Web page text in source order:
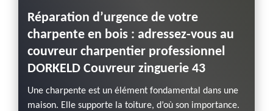
Réparation d’urgence de votre
charpente en bois : adressez-vous au
couvreur charpentier professionnel
DORKELD Couvreur zinguerie 43
Une charpente est un élément fondamental dans une
maison. Elle supporte la toiture, d’où son importance.